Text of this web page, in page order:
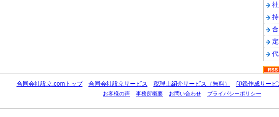
合同会社設立.comトップ 合同会社設立サービス 税理士紹介サービス（無料） 印鑑作成サービ
お客様の声
事務所概要 お問い合わせ プライバシーポリシー